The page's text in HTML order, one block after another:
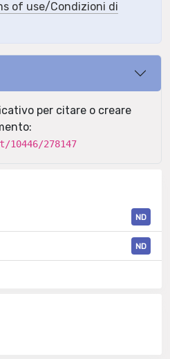
of use/Condizioni di
per citare o creare
278147
ND
ND